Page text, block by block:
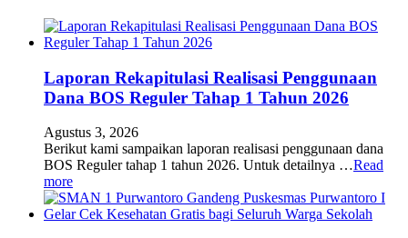
Laporan Rekapitulasi Realisasi Penggunaan
Dana BOS Reguler Tahap 1 Tahun 2026
Agustus 3, 2026
Berikut kami sampaikan laporan realisasi penggunaan dana
BOS Reguler tahap 1 tahun 2026. Untuk detailnya …Read
more